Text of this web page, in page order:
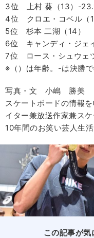
3位 上村 葵（13）-
4位 クロエ・コベル（
5位 杉本 二湖（14）
6位 キャンディ・ジェ
7位 ロース・シュウェ
※（）は年齢。-は決勝
写真・文 小嶋 勝美
スケートボードの情報
イター兼放送作家兼スケ
10年間のお笑い芸人生
この記事が気